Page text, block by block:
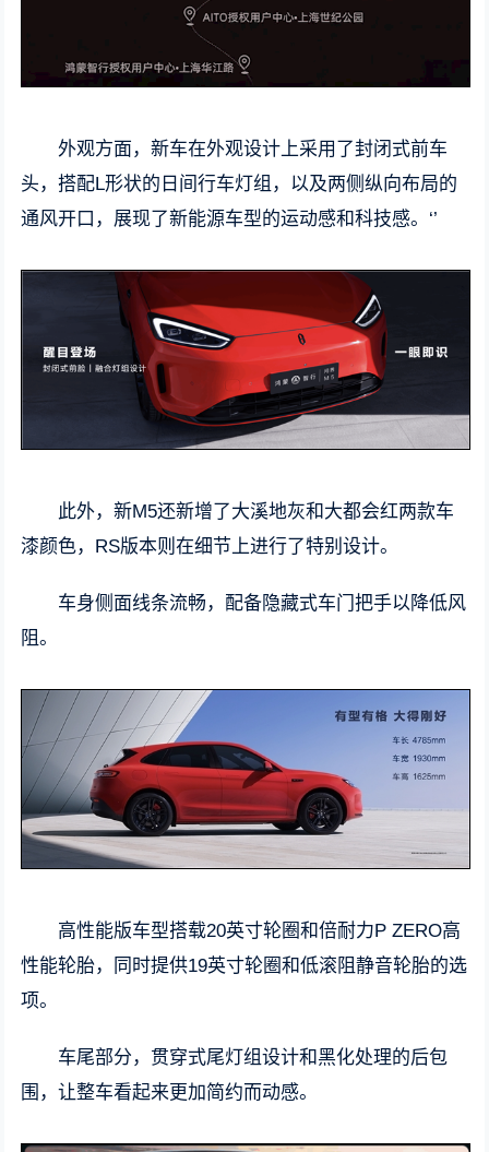
外观方面，新车在外观设计上采用了封闭式前车
头，搭配L形状的日间行车灯组，以及两侧纵向布局的
通风开口，展现了新能源车型的运动感和科技感。‘’
此外，新M5还新增了大溪地灰和大都会红两款车
漆颜色，RS版本则在细节上进行了特别设计。
车身侧面线条流畅，配备隐藏式车门把手以降低风
阻。
高性能版车型搭载20英寸轮圈和倍耐力P ZERO高
性能轮胎，同时提供19英寸轮圈和低滚阻静音轮胎的选
项。
车尾部分，贯穿式尾灯组设计和黑化处理的后包
围，让整车看起来更加简约而动感。